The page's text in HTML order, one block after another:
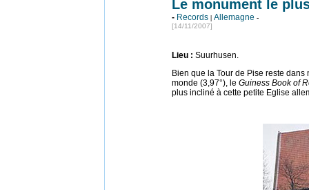
Le monument le
- Records | Allemagne -
[14/11/2007]
Lieu : Suurhusen.
Bien que la Tour de Pise reste
monde (3,97°), le Guiness Book of
plus incliné à cette petite Eglise